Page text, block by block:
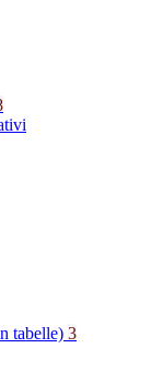
tabelle) 3